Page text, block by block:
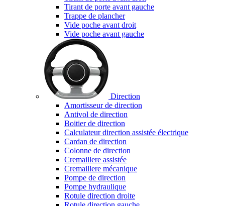
Tirant de porte avant gauche
Trappe de plancher
Vide poche avant droit
Vide poche avant gauche
Direction
Amortisseur de direction
Antivol de direction
Boitier de direction
Calculateur direction assistée électrique
Cardan de direction
Colonne de direction
Cremaillere assistée
Cremaillere mécanique
Pompe de direction
Pompe hydraulique
Rotule direction droite